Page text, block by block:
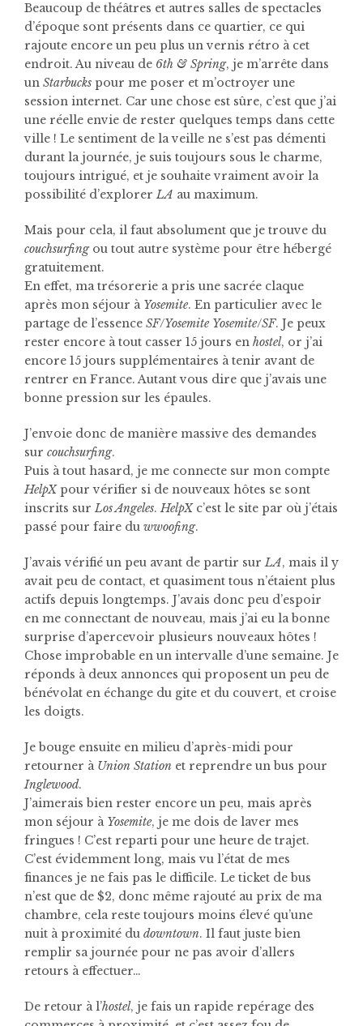
Beaucoup de théâtres et autres salles de spectacles
d’époque sont présents dans ce quartier, ce qui
rajoute encore un peu plus un vernis rétro à cet
endroit. Au niveau de 6th & Spring, je m’arrête dans
un Starbucks pour me poser et m’octroyer une
session internet. Car une chose est sûre, c’est que j’ai
une réelle envie de rester quelques temps dans cette
ville ! Le sentiment de la veille ne s’est pas démenti
durant la journée, je suis toujours sous le charme,
toujours intrigué, et je souhaite vraiment avoir la
possibilité d’explorerLA au maximum.
Mais pour cela, il faut absolument que je trouve du
couchsurfingou tout autre système pour être hébergé
gratuitement.
En effet, ma trésorerie a pris une sacrée claque
après mon séjour à Yosemite. En particulier avec le
partage de l’essence SF/Yosemite Yosemite/SF. Je peux
rester encore à tout casser 15 jours en hostel, or j’ai
encore 15 jours supplémentaires à tenir avant de
rentrer en France. Autant vous dire que j’avais une
bonne pression sur les épaules.
J’envoie donc de manière massive des demandes
sur couchsurfing.
Puis à tout hasard, je me connecte sur mon compte
HelpXpour vérifier si de nouveaux hôtes se sont
inscrits surLos Angeles.HelpXc’est le site par où j’étais
passé pour faire du wwoofing.
J’avais vérifié un peu avant de partir surLA, mais il y
avait peu de contact, et quasiment tous n’étaient plus
actifs depuis longtemps. J’avais donc peu d’espoir
en me connectant de nouveau, mais j’ai eu la bonne
surprise d’apercevoir plusieurs nouveaux hôtes !
Chose improbable en un intervalle d’une semaine. Je
réponds à deux annonces qui proposent un peu de
bénévolat en échange du gite et du couvert, et croise
les doigts.
Je bouge ensuite en milieu d’après-midi pour
retourner à Union Station et reprendre un bus pour
Inglewood.
J’aimerais bien rester encore un peu, mais après
mon séjour à Yosemite, je me dois de laver mes
fringues ! C’est reparti pour une heure de trajet.
C’est évidemment long, mais vu l’état de mes
finances je ne fais pas le difficile. Le ticket de bus
n’est que de $2, donc même rajouté au prix de ma
chambre, cela reste toujours moins élevé qu’une
nuit à proximité du downtown. Il faut juste bien
remplir sa journée pour ne pas avoir d’allers
retours à effectuer…
De retour à l’hostel, je fais un rapide repérage des